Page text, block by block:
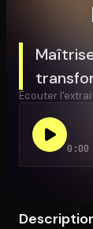
Ouvre
Écouter
0:00